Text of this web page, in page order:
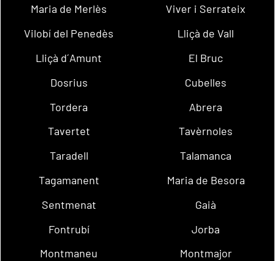
Maria de Merlès
Viver i Serrateix
Vilobí del Penedès
Lliçà de Vall
Lliçà d´Amunt
El Bruc
Dosrius
Cubelles
Tordera
Abrera
Tavertet
Tavèrnoles
Taradell
Talamanca
Tagamanent
Maria de Besora
Sentmenat
Gaià
Fontrubí
Jorba
Montmaneu
Montmajor